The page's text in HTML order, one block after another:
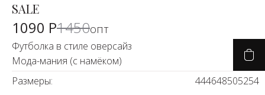
-23%
SALE
1090 Р1450опт
Футболка в стиле оверсайз
Мода-мания (с намёком)
Размеры:
444648505254